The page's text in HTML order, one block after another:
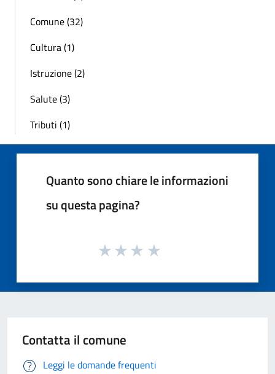
Comune (32)
Cultura (1)
Istruzione (2)
Salute (3)
Tributi (1)
Quanto sono chiare le informazioni
su questa pagina?
Contatta il comune
Leggi le domande frequenti